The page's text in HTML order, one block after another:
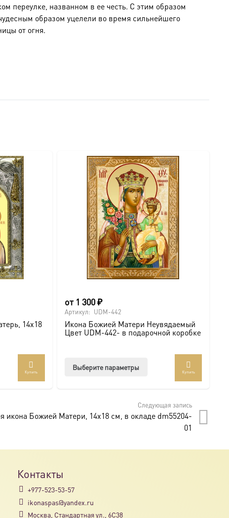
переулке, названном в ее честь. С этим образом
образом уцелели во время сильнейшего
от огня.
14х18
Купить
от 1 300₽
Артикул: UDM-442
Икона Божией Матери Неувядаемый
Цвет UDM-442- в подарочной коробке
Выберите параметры
вариаций.
Опции
Купить
Следующая запись
икона Божией Матери, 14х18 см, в окладе dm55204-
01
Контакты
+977-523-53-57
ikonaspas@yandex.ru
Москва, Стандартная ул., 6С38